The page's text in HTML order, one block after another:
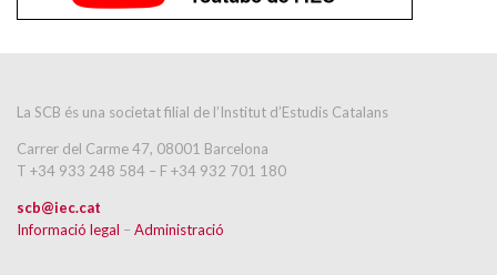
La SCB és una societat filial de l’Institut d’Estudis Catalans
Carrer del Carme 47, 08001 Barcelona
T +34 933 248 584 – F +34 932 701 180
scb@iec.cat
Informació legal – Administració